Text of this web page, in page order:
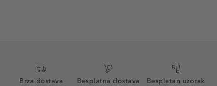
Brza dostava
Besplatna dostava
Besplatan uzorak